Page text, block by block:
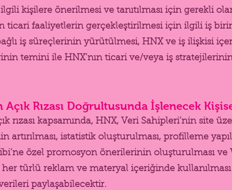
kişilere önerilmesi ve tanıtılması için gerekli
ticari faaliyetlerin gerçekleştirilmesi için ilgili iş
iş süreçlerinin yürütülmesi, HNX ve iş ilişkisi
temini ile HNX’nın ticari ve/veya iş stratejilerinin
Rızası Doğrultusunda İşlenecek
rızası kapsamında, HNX, Veri Sahipleri’nin site
artırılması, istatistik oluşturulması, profilleme
özel promosyon önerilerinin oluşturulması ve
türlü reklam ve materyal içeriğinde kullanılması
paylaşabilecektir.